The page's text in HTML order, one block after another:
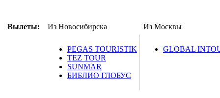
Вылеты: Из Новосибирска Из Москвы
PEGAS TOURISTIK
TEZ TOUR
SUNMAR
БИБЛИО ГЛОБУС
GLOBAL